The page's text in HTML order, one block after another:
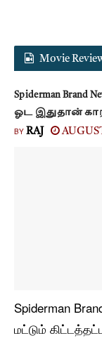
Movie
Spiderman
ஓட இதுதான்
BY RAJ
Spiderman
மட்டும்